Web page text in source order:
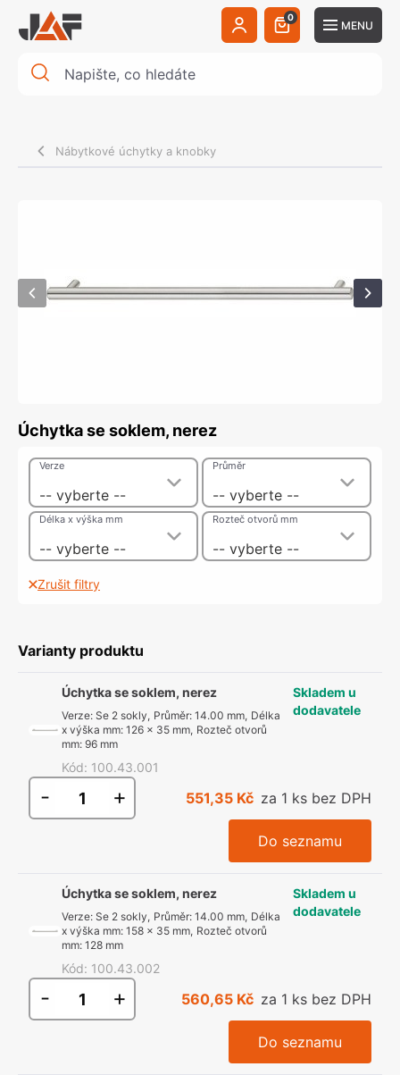
0
MENU
Nábytkové úchytky a knobky
Úchytka se soklem, nerez
-- vyberte --
Verze
-- vyberte --
Průměr
-- vyberte --
Délka x výška mm
-- vyberte --
Rozteč otvorů mm
Zrušit filtry
Varianty produktu
Úchytka se soklem, nerez
Verze: Se 2 sokly, Průměr:14.00 mm, Délka
x výška mm:126 x 35 mm, Rozteč otvorů
mm:96 mm
Kód: 100.43.001
Skladem u
dodavatele
- + 551,35 Kč za 1 ks bez DPH
Do seznamu
Úchytka se soklem, nerez
Verze: Se 2 sokly, Průměr: 14.00 mm, Délka
x výška mm: 158 x 35 mm, Rozteč otvorů
mm: 128 mm
Kód: 100.43.002
Skladem u
dodavatele
- + 560,65 Kč za 1 ks bez DPH
Do seznamu